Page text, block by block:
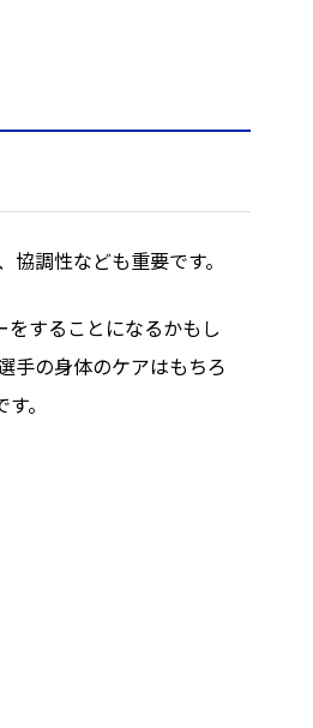
調性なども重要です。
することになるかもし
手の身体のケアはもちろ
。